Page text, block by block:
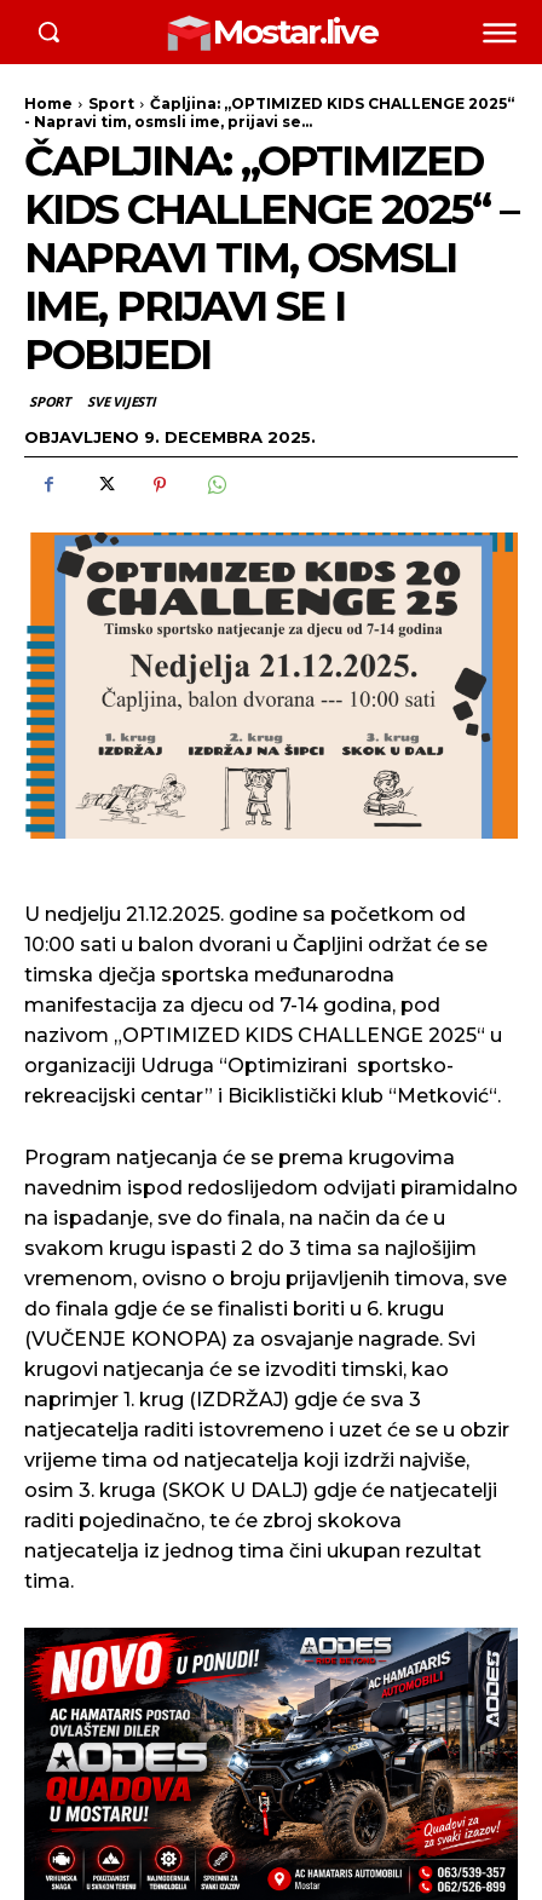
Mostar.live
Home Sport
Čapljina: „OPTIMIZED KIDS CHALLENGE 2025“
- Napravi tim, osmsli ime, prijavi se...
ČAPLJINA: „OPTIMIZED
KIDS CHALLENGE 2025“ –
NAPRAVI TIM, OSMSLI
IME, PRIJAVI SE I
POBIJEDI
SPORT SVE VIJESTI
OBJAVLJENO 9. DECEMBRA 2025.
U nedjelju 21.12.2025. godine sa početkom od
10:00 sati u balon dvorani u Čapljini održat će se
timska dječja sportska međunarodna
manifestacija za djecu od 7-14 godina, pod
nazivom „OPTIMIZED KIDS CHALLENGE 2025“ u
organizaciji Udruga “Optimizirani sportsko-
rekreacijski centar” i Biciklistički klub “Metković“.
Program natjecanja će se prema krugovima
navednim ispod redoslijedom odvijati piramidalno
na ispadanje, sve do finala, na način da će u
svakom krugu ispasti 2 do 3 tima sa najlošijim
vremenom, ovisno o broju prijavljenih timova, sve
do finala gdje će se finalisti boriti u 6. krugu
(VUČENJE KONOPA) za osvajanje nagrade. Svi
krugovi natjecanja će se izvoditi timski, kao
naprimjer 1. krug (IZDRŽAJ) gdje će sva 3
natjecatelja raditi istovremeno i uzet će se u obzir
vrijeme tima od natjecatelja koji izdrži najviše,
osim 3. kruga (SKOK U DALJ) gdje će natjecatelji
raditi pojedinačno, te će zbroj skokova
natjecatelja iz jednog tima čini ukupan rezultat
tima.